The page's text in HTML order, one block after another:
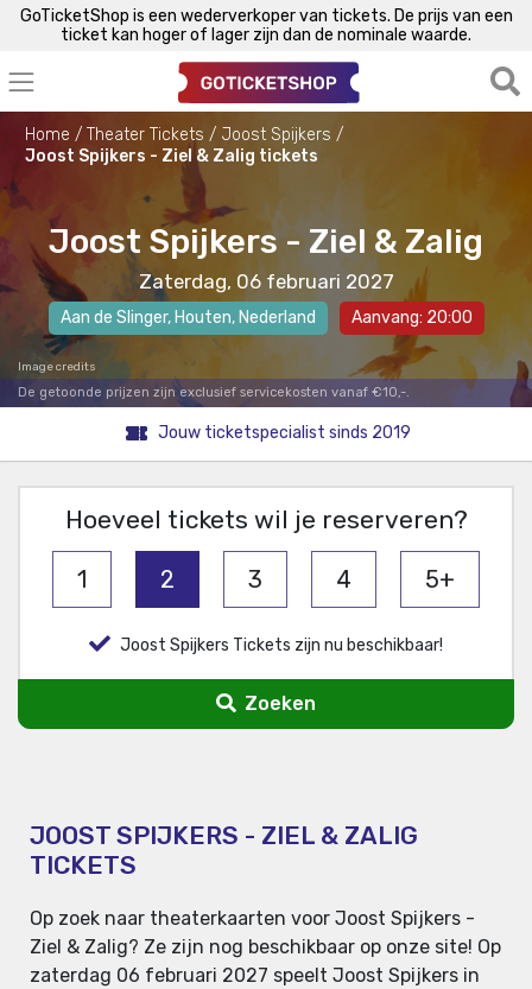
GoTicketShop is een wederverkoper van tickets. De prijs van een
ticket kan hoger of lager zijn dan de nominale waarde.
Home Theater Tickets
Joost Spijkers
Joost Spijkers - Ziel & Zalig tickets
Joost Spijkers - Ziel & Zalig
Zaterdag, 06 februari 2027
Aan de Slinger, Houten, Nederland Aanvang: 20:00
Image credits
De getoonde prijzen zijn exclusief servicekosten vanaf €10,-.
Jouw ticketspecialist sinds 2019
Hoeveel tickets wil je reserveren?
1 2 3 4 5+
Joost Spijkers Tickets zijn nu beschikbaar!
Zoeken
JOOST SPIJKERS - ZIEL & ZALIG
TICKETS
Op zoek naar theaterkaarten voor Joost Spijkers -
Ziel & Zalig? Ze zijn nog beschikbaar op onze site! Op
zaterdag 06 februari 2027 speelt Joost Spijkers in